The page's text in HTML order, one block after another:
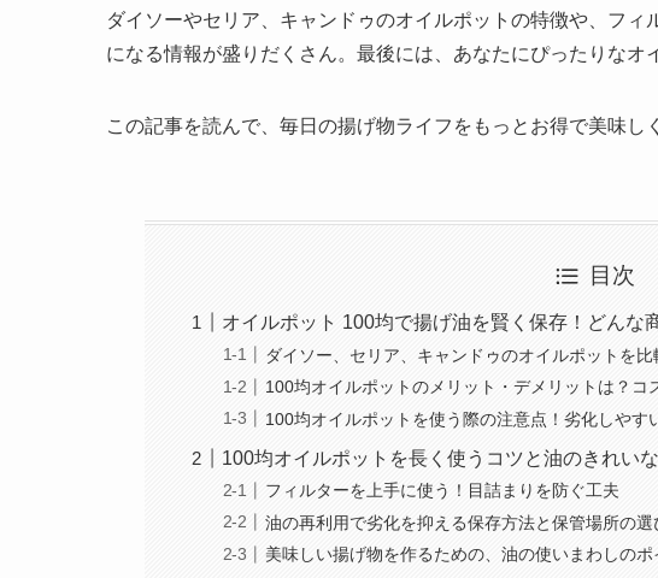
ダイソーやセリア、キャンドゥのオイルポットの特徴や、フ
になる情報が盛りだくさん。最後には、あなたにぴったりなオ
この記事を読んで、毎日の揚げ物ライフをもっとお得で美味し
目次
オイルポット 100均で揚げ油を賢く保存！どんな
ダイソー、セリア、キャンドゥのオイルポットを
100均オイルポットのメリット・デメリットは？コ
100均オイルポットを使う際の注意点！劣化しやす
100均オイルポットを長く使うコツと油のきれい
フィルターを上手に使う！目詰まりを防ぐ工夫
油の再利用で劣化を抑える保存方法と保管場所の選
美味しい揚げ物を作るための、油の使いまわしのポ